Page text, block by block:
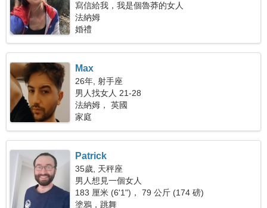
寫信給我，我是個魯莽的女人
法納姆
婚禮
Max
26年, 射手座
男人找女人 21-28
法納姆， 英國
家庭
Patrick
35歲, 天秤座
男人想見一個女人
183 厘米 (6'1")， 79 公斤 (174 磅)
塗鴉，跳舞